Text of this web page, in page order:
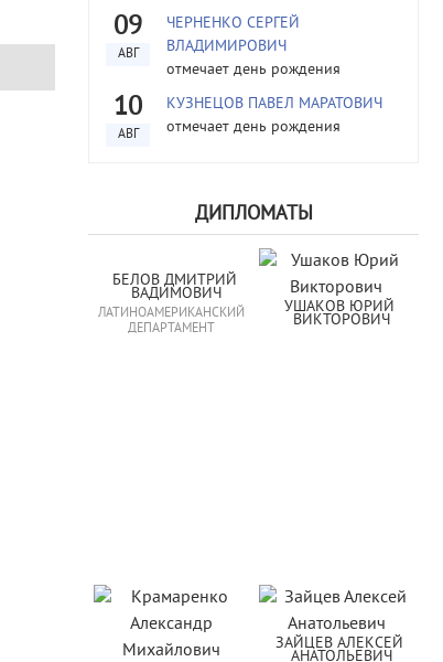
09
АВГ
ЧЕРНЕНКО СЕРГЕЙ
ВЛАДИМИРОВИЧ
отмечает день рождения
10
АВГ
КУЗНЕЦОВ ПАВЕЛ МАРАТОВИЧ
отмечает день рождения
ДИПЛОМАТЫ
БЕЛОВ ДМИТРИЙ
ВАДИМОВИЧ
ЛАТИНОАМЕРИКАНСКИЙ
ДЕПАРТАМЕНТ
УШАКОВ ЮРИЙ
ВИКТОРОВИЧ
ЗАЙЦЕВ АЛЕКСЕЙ
АНАТОЛЬЕВИЧ